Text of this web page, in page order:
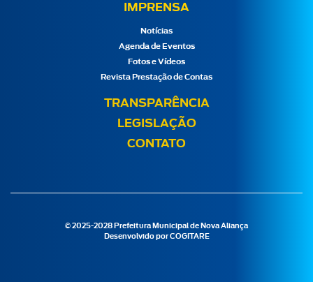
IMPRENSA
Notícias
Agenda de Eventos
Fotos e Vídeos
Revista Prestação de Contas
TRANSPARÊNCIA
LEGISLAÇÃO
CONTATO
© 2025-2028 Prefeitura Municipal de Nova Aliança
Desenvolvido por COGITARE